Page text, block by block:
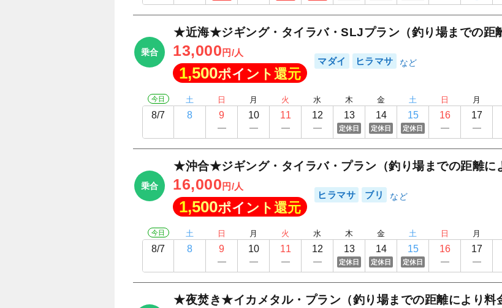
乗合
★近海★ジギング・タイラバ・SLJプラン（釣り場までの距
13,000 円/人
1,500ポイント還元
マダイ ヒラマサ
今日
8/7
土
8
日
9
月
10
火
11
水
12
木
13
定休日
金
14
定休日
土
15
定休日
日
16
月
17
乗合
★沖合★ジギング・タイラバ・プラン（釣り場までの距離に
16,000 円/人
1,500ポイント還元
ヒラマサ ブリ
今日
8/7
土
8
日
9
月
10
火
11
水
12
木
13
定休日
金
14
定休日
土
15
定休日
日
16
月
17
★夜焚き★イカメタル・プラン（釣り場までの距離により料
/16